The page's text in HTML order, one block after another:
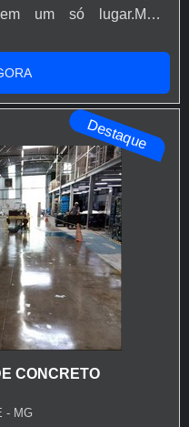
um só lugar.MAIS
de tinta pu para piso
inovadora, chega até a
em seu escopo resina
e tinta para asf...
Destaque
CONCRETO
- MG